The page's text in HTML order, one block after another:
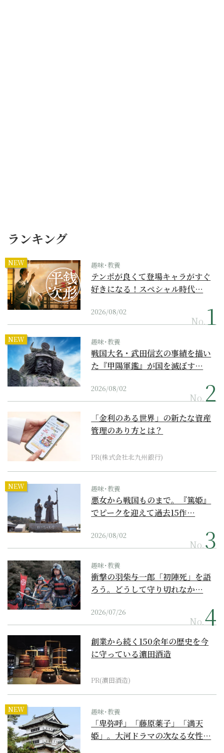
ランキング
NEW 趣味･教養
テンポが良くて登場キャラがすぐ
好きになる！スペシャル時代…
2026/08/02
No.
NEW 趣味･教養
戦国大名・武田信玄の事績を描い
た『甲陽軍鑑』が国を滅ぼす…
2026/08/02
No.
「金利のある世界」の新たな資産
管理のあり方とは？
PR(株式会社北九州銀行)
NEW 趣味･教養
悪女から戦国ものまで。『篤姫』
でピークを迎えて過去15作…
2026/08/02
No.
趣味･教養
衝撃の羽柴与一郎「初陣死」を語
ろう。どうして守り切れなか…
2026/07/26
No.
創業から続く150余年の歴史を今
に守っている濵田酒造
PR(濵田酒造)
NEW 趣味･教養
「卑弥呼」「藤原薬子」「満天
姫」。大河ドラマの次なる女性…